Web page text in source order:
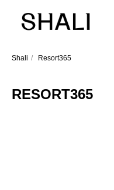
Shali / Resort365
RESORT365